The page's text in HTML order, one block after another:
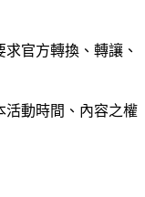
官方轉換、轉讓、
活動時間、內容之權